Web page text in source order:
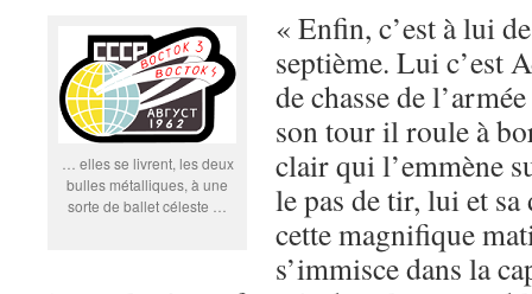
… elles se livrent, les deux
bulles métalliques, à une
sorte de ballet céleste …
« Enfin, c’est à lui
septième. Lui c’est
de chasse de
son tour il roule à
clair qui l’emmène
le pas de tir, lui et
cette magnifique
s’immisce dans la